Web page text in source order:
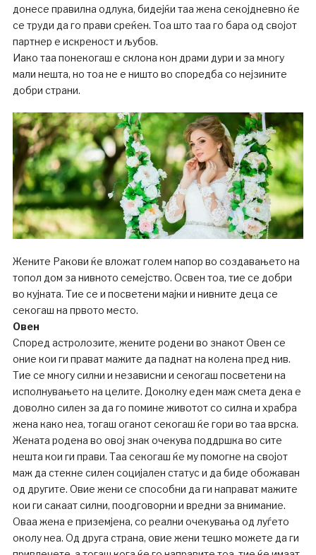
донесе правилна одлука, бидејќи таа жена секојдневно ќе
се труди да го прави среќен. Тоа што таа го бара од својот
партнер е искреност и љубов.
Иако таа понекогаш е склона кон драми дури и за многу
мали нешта, но тоа не е ништо во споредба со нејзините
добри страни.
Жените Ракови ќе вложат голем напор во создавањето на
топол дом за нивното семејство. Освен тоа, тие се добри
во кујната. Тие се и посветени мајки и нивните деца се
секогаш на првото место.
Овен
Според астролозите, жените родени во знакот Овен се
оние кои ги прават мажите да паднат на колена пред нив.
Тие се многу силни и независни и секогаш посветени на
исполнувањето на целите. Доколку еден маж смета дека е
доволно силен за да го помине животот со силна и храбра
жена како неа, тогаш оганот секогаш ќе гори во таа врска.
Жената родена во овој знак очекува поддршка во сите
нешта кои ги прави. Таа секогаш ќе му помогне на својот
маж да стекне силен социјален статус и да биде обожаван
од другите. Овие жени се способни да ги направат мажите
кои ги сакаат силни, поодговорни и вредни за внимание.
Оваа жена е приземјена, со реални очекувања од луѓето
околу неа. Од друга страна, овие жени тешко можете да ги